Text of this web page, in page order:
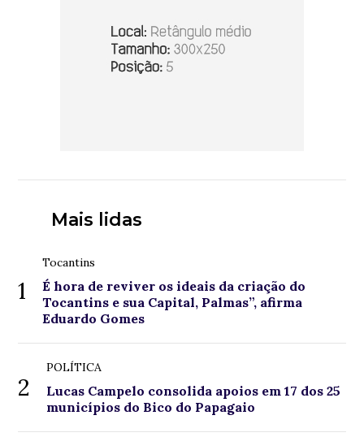
Mais lidas
1
Tocantins
É hora de reviver os ideais da criação do
Tocantins e sua Capital, Palmas”, afirma
Eduardo Gomes
2
POLÍTICA
Lucas Campelo consolida apoios em 17 dos 25
municípios do Bico do Papagaio